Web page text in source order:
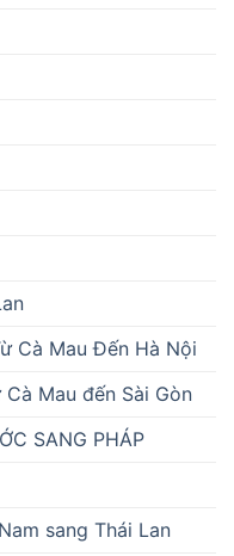
Cà Mau Đến Hà Nội
Mau đến Sài Gòn
SANG PHÁP
sang Thái Lan